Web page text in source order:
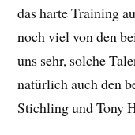
das harte Training
noch viel von den
uns sehr, solche
natürlich auch den
Stichling und Tony